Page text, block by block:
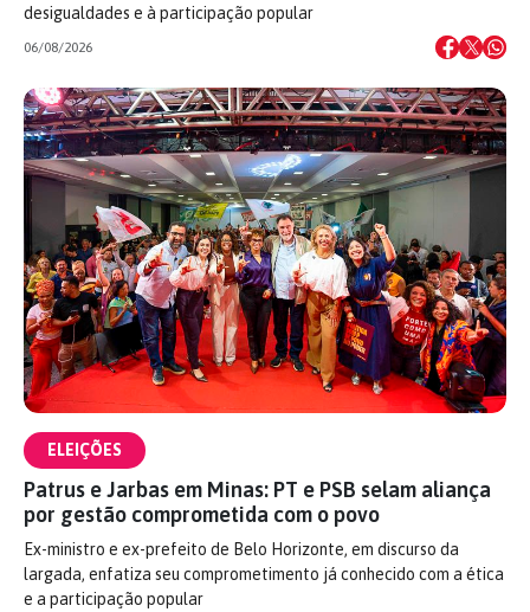
desigualdades e à participação popular
06/08/2026
ELEIÇÕES
Patrus e Jarbas em Minas: PT e PSB selam aliança
por gestão comprometida com o povo
Ex-ministro e ex-prefeito de Belo Horizonte, em discurso da
largada, enfatiza seu comprometimento já conhecido com a ética
e a participação popular